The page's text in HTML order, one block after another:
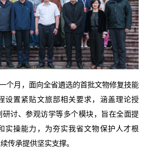
个月，面向全省遴选的首批文物修复技能
设置紧贴文旅部相关要求，涵盖理论授
讨、参观访学等多个模块，旨在全面提
实操能力，为夯实我省文物保护人才根
传承提供坚实支撑。